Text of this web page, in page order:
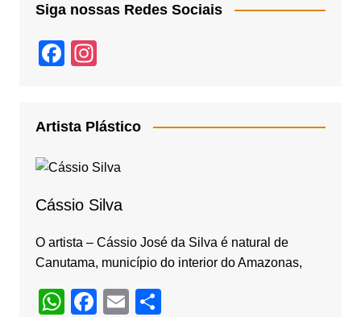
Siga nossas Redes Sociais
F
e
o
k
gr
a
Artista Plástico
Cássio Silva
O artista – Cássio José da Silva é natural de
Canutama, município do interior do Amazonas,
W
F
E